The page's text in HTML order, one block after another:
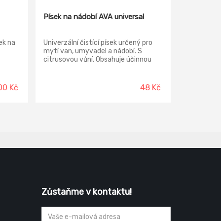
na
Kč
Písek na nádobí AVA universal
Univerzální čistící písek určený pro
mytí van, umyvadel a nádobí. S
citrusovou vůní. Obsahuje účinnou
vany, obkladačky, sanitární zařízení
apod. Prášek v přiměřeném množství
48 Kč
Zůstaňme v kontaktu!